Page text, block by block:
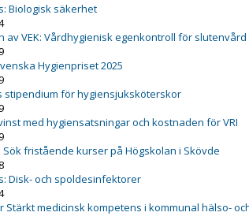
Biologisk säkerhet
av VEK: Vårdhygienisk egenkontroll för
Hygienpriset 2025
stipendium för hygiensjuksköterskor
med hygiensatsningar och kostnaden för VRI
Sök fristående kurser på Högskolan i Skövde
Disk- och spoldesinfektorer
Stärkt medicinsk kompetens i kommunal hälso-